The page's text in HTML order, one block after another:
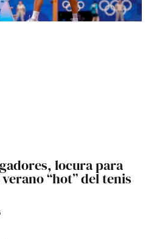
locura para
“hot” del tenis